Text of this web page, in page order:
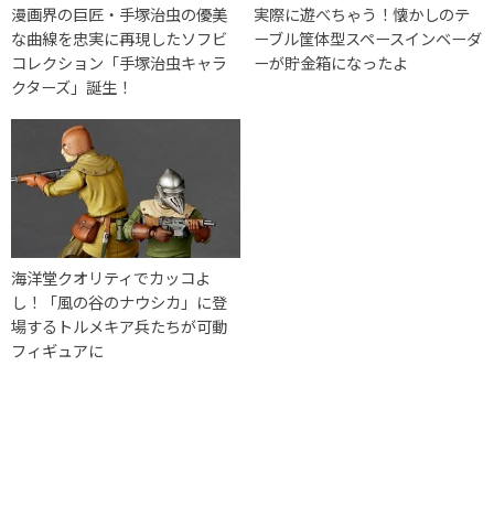
漫画界の巨匠・手塚治虫の優美
な曲線を忠実に再現したソフビ
コレクション「手塚治虫キャラ
クターズ」誕生！
実際に遊べちゃう！懐かしのテ
ーブル筐体型スペースインベーダ
ーが貯金箱になったよ
海洋堂クオリティでカッコよ
し！「風の谷のナウシカ」に登
場するトルメキア兵たちが可動
フィギュアに